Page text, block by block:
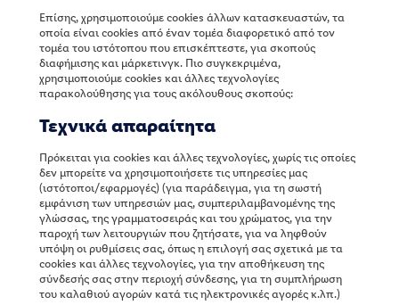
Διαγωνισμοί Lidl
Όροι Διαγωνισμού Broadcast
Όροι Διαγωνισμού Ψησταριά
Όροι Συμμετοχής και Πληροφορίες Προστασίας Δεδομένων
Διαγωνισμού Instagram Broadcast Channel
Σύνθεση απορρυπαντικών και καθαριστικών προϊόντων
Δωροκάρτα Lidl
Αναζήτηση Καταστημάτων
Επίσης, χρησιμοποιούμε cookies άλλων κατασκευαστών, τα
οποία είναι cookies από έναν τομέα διαφορετικό από τον
τομέα του ιστότοπου που επισκέπτεστε, για σκοπούς
διαφήμισης και μάρκετινγκ. Πιο συγκεκριμένα,
χρησιμοποιούμε cookies και άλλες τεχνολογίες
παρακολούθησης για τους ακόλουθους σκοπούς:
Τεχνικά απαραίτητα
Πρόκειται για cookies και άλλες τεχνολογίες, χωρίς τις οποίες
δεν μπορείτε να χρησιμοποιήσετε τις υπηρεσίες μας
(ιστότοποι/εφαρμογές) (για παράδειγμα, για τη σωστή
εμφάνιση των υπηρεσιών μας, συμπεριλαμβανομένης της
γλώσσας, της γραμματοσειράς και του χρώματος, για την
παροχή των λειτουργιών που ζητήσατε, για να ληφθούν
υπόψη οι ρυθμίσεις σας, όπως η επιλογή σας σχετικά με τα
cookies και άλλες τεχνολογίες, για την αποθήκευση της
σύνδεσής σας στην περιοχή σύνδεσης, για τη συμπλήρωση
του καλαθιού αγορών κατά τις ηλεκτρονικές αγορές κ.λπ.)